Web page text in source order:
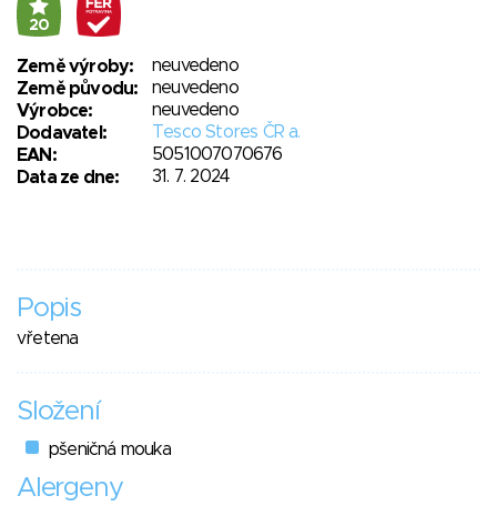
20
Země výroby:
neuvedeno
Země původu:
neuvedeno
Výrobce:
neuvedeno
Dodavatel:
Tesco Stores ČR a.
EAN:
5051007070676
Data ze dne:
31. 7. 2024
Popis
vřetena
Složení
pšeničná mouka
Alergeny